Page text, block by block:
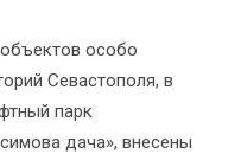
особо
Севастополя, в
парк
дача», внесены